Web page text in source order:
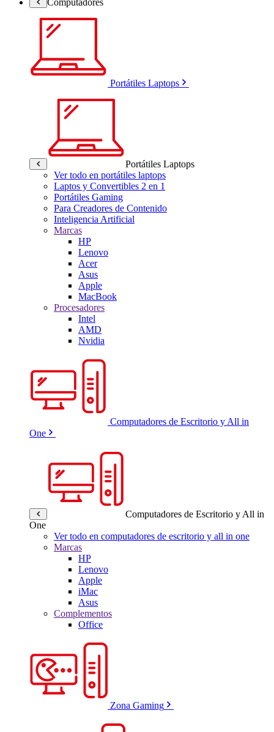
Portátiles Laptops
Portátiles Laptops
Ver todo en portátiles laptops
Laptos y Convertibles 2 en 1
Portátiles Gaming
Para Creadores de Contenido
Inteligencia Artificial
Marcas
HP
Lenovo
Acer
Asus
Apple
MacBook
Procesadores
Intel
AMD
Nvidia
Computadores de Escritorio y All in
One
Computadores de Escritorio y All in
One
Ver todo en computadores de escritorio y all in one
Marcas
HP
Lenovo
Apple
iMac
Asus
Complementos
Office
Zona Gaming